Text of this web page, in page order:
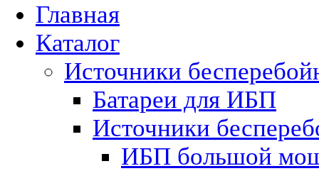
Главная
Каталог
Источники
Батареи для ИБП
Источники
ИБП большой